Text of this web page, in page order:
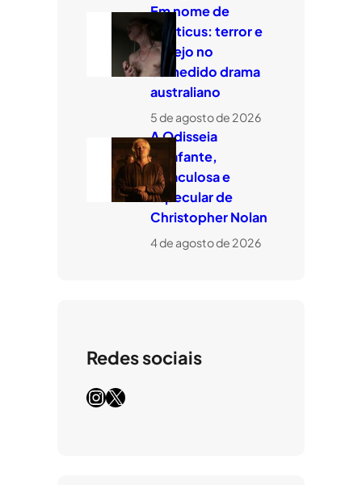
Em nome de
Leviticus: terror e
desejo no
comedido drama
australiano
5 de agosto de 2026
A Odisseia
estafante,
miraculosa e
especular de
Christopher Nolan
4 de agosto de 2026
Redes sociais
InstagramX